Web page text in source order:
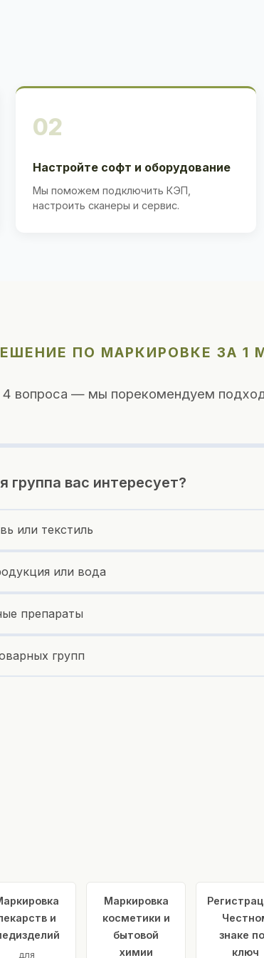
02
Настройте софт и оборудование
Мы поможем подключить КЭП,
настроить сканеры и сервис.
ПО МАРКИРОВКЕ ЗА 1
4 вопроса — мы порекомендуем
группа вас интересует?
или текстиль
или вода
препараты
групп
и
для
Маркировка
косметики и
бытовой
химии
знаке
ключ